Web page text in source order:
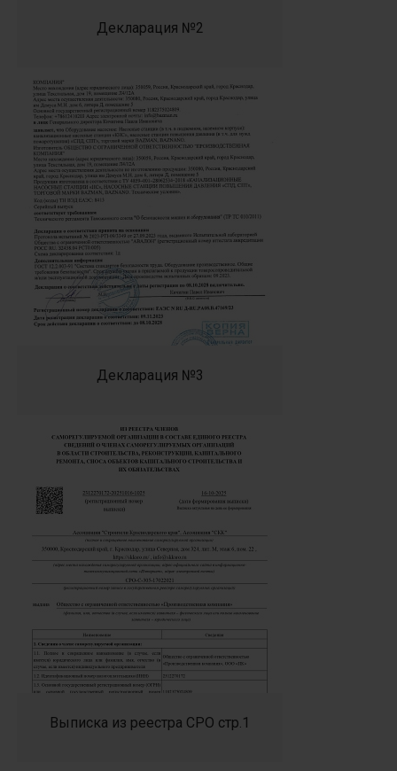
Декларация №2
Декларация №3
Выписка из реестра СРО стр.1